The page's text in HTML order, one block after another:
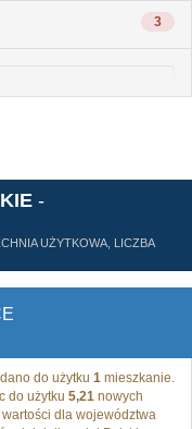
3
-
UŻYTKOWA, LICZBA
do użytku 1 mieszkanie.
do użytku 5,21 nowych
wartości dla województwa